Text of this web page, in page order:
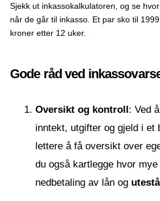
Sjekk ut inkassokalkulatoren, og se
når de går til inkasso. Et par sko til
kroner etter 12 uker.
Gode råd ved
Oversikt og kontroll : Ved
inntekt, utgifter og gjeld i et
lettere å få oversikt over
du også kartlegge hvor
nedbetaling av lån og